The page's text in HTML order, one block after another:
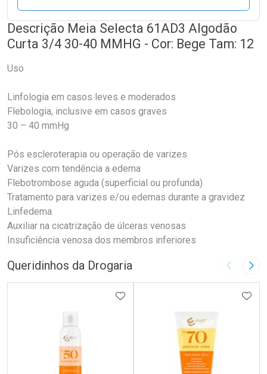
Descrição Meia Selecta 61AD3 Algodão
Curta 3/4 30-40 MMHG - Cor: Bege Tam: 12
Uso
Linfologia em casos leves e moderados
Flebologia, inclusive em casos graves
30 – 40 mmHg
Pós escleroterapia ou operação de varizes
Varizes com tendência a edema
Flebotrombose aguda (superficial ou profunda)
Tratamento para varizes e/ou edemas durante a gravidez
Linfedema
Auxiliar na cicatrização de úlceras venosas
Insuficiência venosa dos membros inferiores
Queridinhos da Drogaria Imagem
ADICIONAR AOS FAVORITOS